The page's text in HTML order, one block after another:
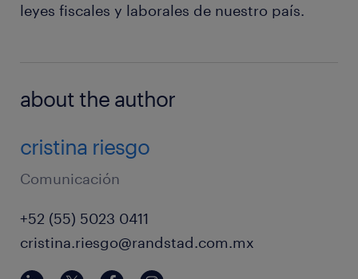
leyes fiscales y laborales de nuestro país.
about the author
cristina riesgo
Comunicación
+52 (55) 5023 0411
cristina.riesgo@randstad.com.mx